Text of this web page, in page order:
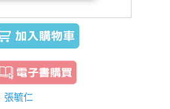
張毓仁